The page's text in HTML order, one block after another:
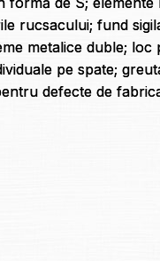
rucsacului; fund
metalice duble; loc
pe spate;
defecte de